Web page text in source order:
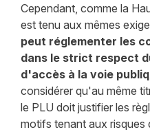
Cependant, comme la
est tenu aux mêmes
peut réglementer les
dans le strict respect
d'accès à la voie
considérer qu'au même
le PLU doit justifier les
motifs tenant aux risques